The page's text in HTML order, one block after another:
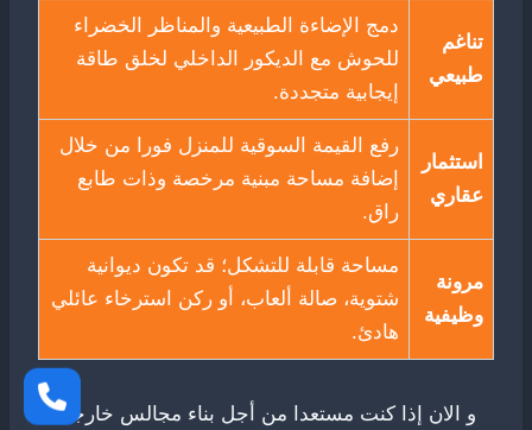
تناغم
طبيعي
دمج الإضاءة الطبيعية والمناظر الخضراء
للحوش مع الديكور الداخلي لخلق طاقة
إيجابية متجددة.
استثمار
عقاري
رفع القيمة السوقية للمنزل فورا من خلال
إضافة مساحة مبنية مرخصة وذات طابع
راق.
مرونة
وظيفية
مساحة قابلة للتشكل؛ قد تكون ديوانية
شتوية، صالة ألعاب، أو ركن استرخاء عائلي
هادئ.
و الان إذا كنت مستعدا من أجل بناء مجالس خارجية